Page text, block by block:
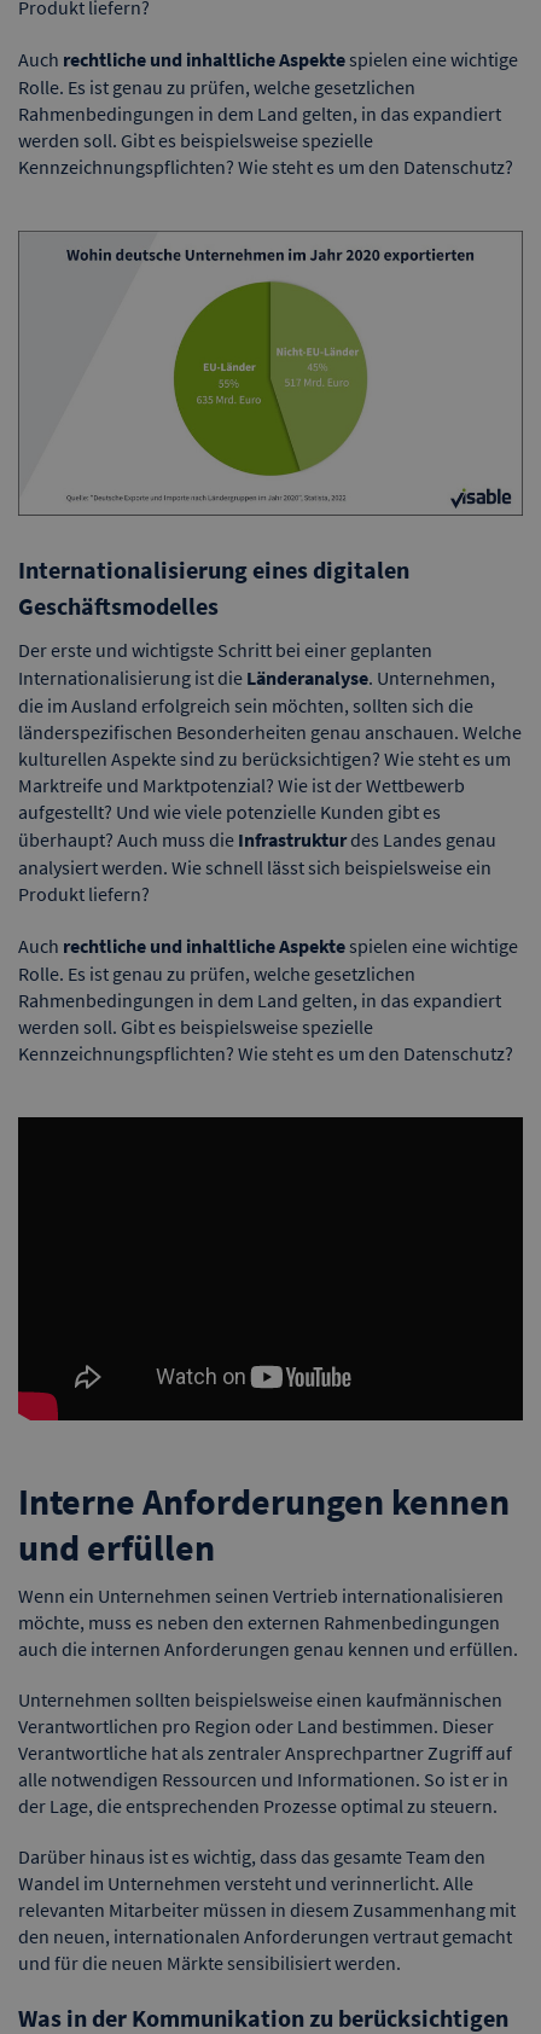
Produkt liefern?
Auch rechtliche und inhaltliche Aspektespielen eine wichtige
Rolle. Es ist genau zu prüfen, welche gesetzlichen
Rahmenbedingungen in dem Land gelten, in das expandiert
werden soll. Gibt es beispielsweise spezielle
Kennzeichnungspflichten? Wie steht es um den Datenschutz?
Internationalisierung eines digitalen
Geschäftsmodelles
Der erste und wichtigste Schritt bei einer geplanten
Internationalisierung ist die Länderanalyse. Unternehmen,
die im Ausland erfolgreich sein möchten, sollten sich die
länderspezifischen Besonderheiten genau anschauen. Welche
kulturellen Aspekte sind zu berücksichtigen? Wie steht es um
Marktreife und Marktpotenzial? Wie ist der Wettbewerb
aufgestellt? Und wie viele potenzielle Kunden gibt es
überhaupt? Auch muss die Infrastrukturdes Landes genau
analysiert werden. Wie schnell lässt sich beispielsweise ein
Produkt liefern?
Auch rechtliche und inhaltliche Aspektespielen eine wichtige
Rolle. Es ist genau zu prüfen, welche gesetzlichen
Rahmenbedingungen in dem Land gelten, in das expandiert
werden soll. Gibt es beispielsweise spezielle
Kennzeichnungspflichten? Wie steht es um den Datenschutz?
Interne Anforderungen kennen
und erfüllen
Wenn ein Unternehmen seinen Vertrieb internationalisieren
möchte, muss es neben den externen Rahmenbedingungen
auch die internen Anforderungen genau kennen und erfüllen.
Unternehmen sollten beispielsweise einen kaufmännischen
Verantwortlichen pro Region oder Land bestimmen. Dieser
Verantwortliche hat als zentraler Ansprechpartner Zugriff auf
alle notwendigen Ressourcen und Informationen. So ist er in
der Lage, die entsprechenden Prozesse optimal zu steuern.
Darüber hinaus ist es wichtig, dass das gesamte Team den
Wandel im Unternehmen versteht und verinnerlicht. Alle
relevanten Mitarbeiter müssen in diesem Zusammenhang mit
den neuen, internationalen Anforderungen vertraut gemacht
und für die neuen Märkte sensibilisiert werden.
Was in der Kommunikation zu berücksichtigen